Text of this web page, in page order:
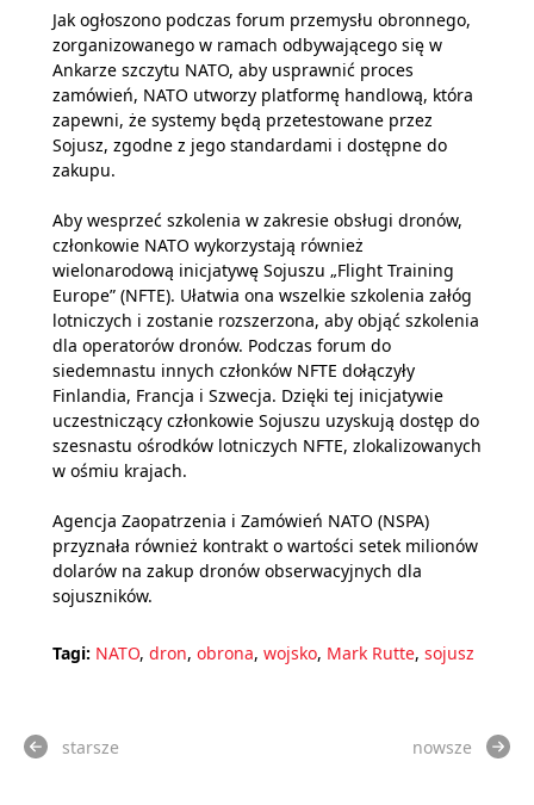
Jak ogłoszono podczas forum przemysłu obronnego,
zorganizowanego w ramach odbywającego się w
Ankarze szczytu NATO, aby usprawnić proces
zamówień, NATO utworzy platformę handlową, która
zapewni, że systemy będą przetestowane przez
Sojusz, zgodne z jego standardami i dostępne do
zakupu.
Aby wesprzeć szkolenia w zakresie obsługi dronów,
członkowie NATO wykorzystają również
wielonarodową inicjatywę Sojuszu „Flight Training
Europe” (NFTE). Ułatwia ona wszelkie szkolenia załóg
lotniczych i zostanie rozszerzona, aby objąć szkolenia
dla operatorów dronów. Podczas forum do
siedemnastu innych członków NFTE dołączyły
Finlandia, Francja i Szwecja. Dzięki tej inicjatywie
uczestniczący członkowie Sojuszu uzyskują dostęp do
szesnastu ośrodków lotniczych NFTE, zlokalizowanych
w ośmiu krajach.
Agencja Zaopatrzenia i Zamówień NATO (NSPA)
przyznała również kontrakt o wartości setek milionów
dolarów na zakup dronów obserwacyjnych dla
sojuszników.
Tagi: NATO, dron, obrona, wojsko, Mark Rutte, sojusz
starsze nowsze